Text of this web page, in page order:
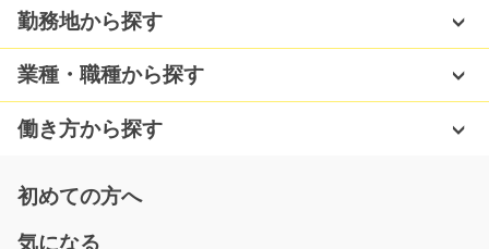
エアドライバーを使って航空機部品の組付け作業をして
もらいます♪部品をカ…
長期（3ヶ月以上）
時給1250円
岐阜県各務原市
勤務地から探す
業種・職種から探す
働き方から探す
初めての方へ
気になる